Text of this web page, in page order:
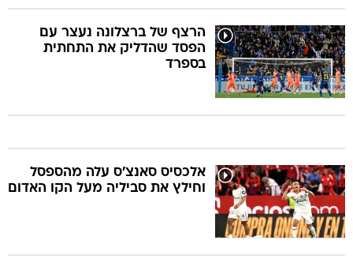
הרצף של ברצלונה נעצר עם
הפסד שהדליק את התחתית
בספרד
אלכסיס סאנצ'ס עלה מהספסל
וחילץ את סביליה מעל הקו האדום